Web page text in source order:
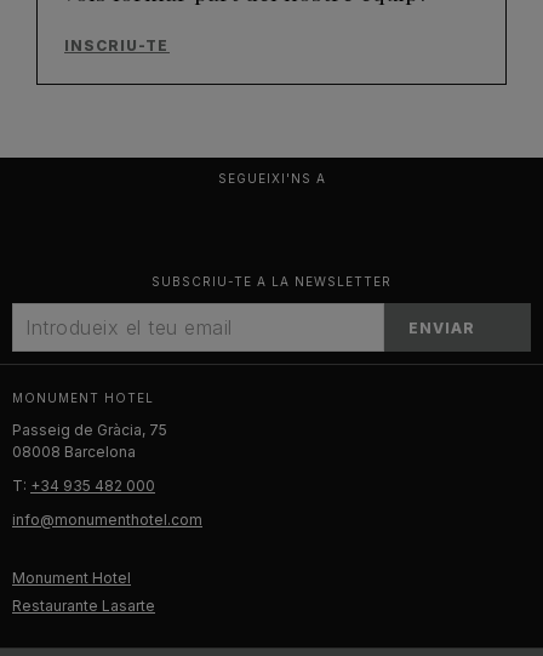
INSCRIU-TE
SEGUEIXI'NS A
SUBSCRIU-TE A LA NEWSLETTER
ENVIAR
MONUMENT HOTEL
Passeig de Gràcia, 75
08008 Barcelona
T: +34 935 482 000
info@monumenthotel.com
Monument Hotel
Restaurante Lasarte